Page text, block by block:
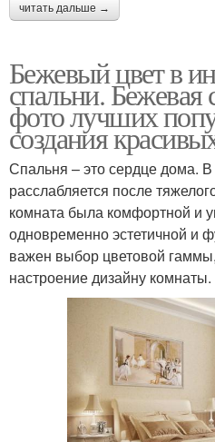
читать дальше →
Бежевый цвет в
спальни.
фото лучших
создания
Спальня – это сердце дома. В
расслабляется после
комната была комфортной и
одновременно эстетичной и
важен выбор цветовой
настроение дизайну комнаты.